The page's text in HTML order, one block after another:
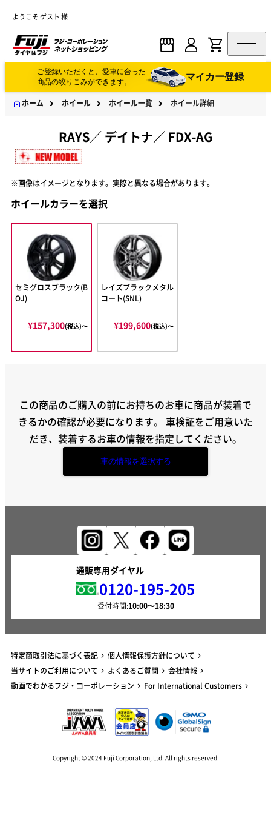
ようこそ ゲスト 様
ご登録いただくと、愛車に合った
商品の絞りこみができます。
マイカー登録
ホーム ホイール ホイール一覧 ホイール詳細
RAYS／ デイトナ／ FDX-AG
※画像はイメージとなります。実際と異なる場合があります。
ホイールカラーを選択
セミグロスブラック(B
OJ)
¥157,300(税込)〜
レイズブラックメタル
コート(SNL)
¥199,600(税込)〜
この商品のご購入の前にお持ちのお車に商品が装着で
きるかの確認が必要になります。 車検証をご用意いた
だき、装着するお車の情報を指定してください。
車の情報を選択する
通販専用ダイヤル
0120-195-205
受付時間:
特定商取引法に基づく表記
個人情報保護方針について
当サイトのご利用について
よくあるご質問
会社情報
動画でわかるフジ・コーポレーション
For International Customers
Copyright © 2024 Fuji Corporation, Ltd. All rights reserved.